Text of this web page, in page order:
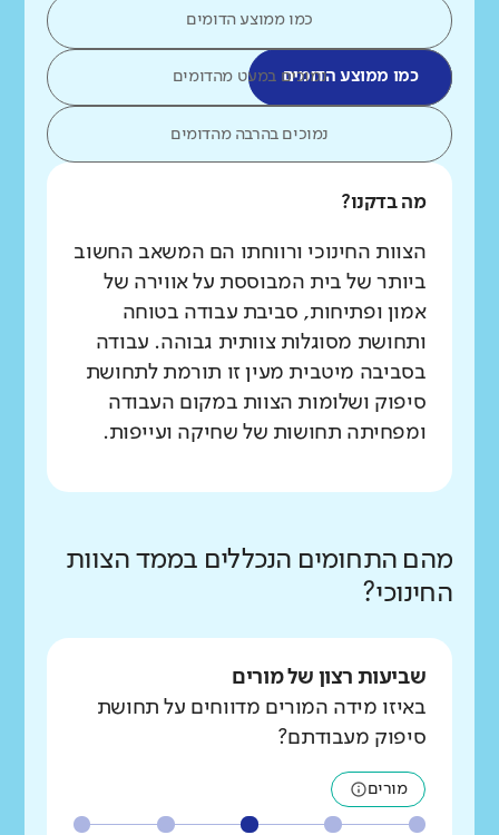
כמו ממוצע הדומים
כמו ממוצע הדומיםנמוכים במעט מהדומים
נמוכים בהרבה מהדומים
מה בדקנו?
הצוות החינוכי ורווחתו הם המשאב החשוב
ביותר של בית המבוססת על אווירה של
אמון ופתיחות, סביבת עבודה בטוחה
ותחושת מסוגלות צוותית גבוהה. עבודה
בסביבה מיטבית מעין זו תורמת לתחושת
סיפוק ושלומות הצוות במקום העבודה
ומפחיתה תחושות של שחיקה ועייפות.
מהם התחומים הנכללים בממד הצוות
החינוכי?
שביעות רצון של מורים
באיזו מידה המורים מדווחים על תחושת
סיפוק מעבודתם?
מורים